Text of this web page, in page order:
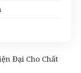
Đại Cho Chất